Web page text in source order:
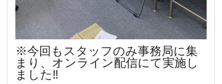
※今回もスタッフのみ事務局に集
まり、オンライン配信にて実施し
ました‼︎